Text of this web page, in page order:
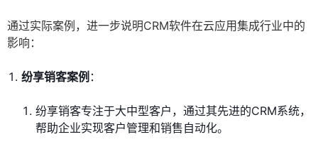
通过实际案例，进一步说明CRM软件在云应用集成行业中的
影响：
纷享销客案例 ：
纷享销客专注于大中型客户，通过其先进的CRM系统，
帮助企业实现客户管理和销售自动化。